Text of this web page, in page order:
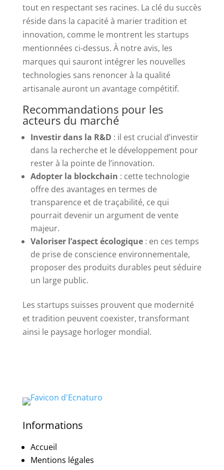
tout en respectant ses racines. La clé du succès
réside dans la capacité à marier tradition et
innovation, comme le montrent les startups
mentionnées ci-dessus. À notre avis, les
marques qui sauront intégrer les nouvelles
technologies sans renoncer à la qualité
artisanale auront un avantage compétitif.
Recommandations pour les
acteurs du marché
Investir dans la R&D : il est crucial d’investir
dans la recherche et le développement pour
rester à la pointe de l’innovation.
Adopter la blockchain : cette technologie
offre des avantages en termes de
transparence et de traçabilité, ce qui
pourrait devenir un argument de vente
majeur.
Valoriser l’aspect écologique: en ces temps
de prise de conscience environnementale,
proposer des produits durables peut séduire
un large public.
Les startups suisses prouvent que modernité
et tradition peuvent coexister, transformant
ainsi le paysage horloger mondial.
Informations
Accueil
Mentions légales